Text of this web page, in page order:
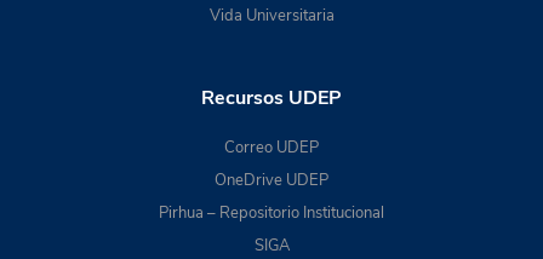
Vida Universitaria
Recursos UDEP
Correo UDEP
OneDrive UDEP
Pirhua – Repositorio Institucional
SIGA